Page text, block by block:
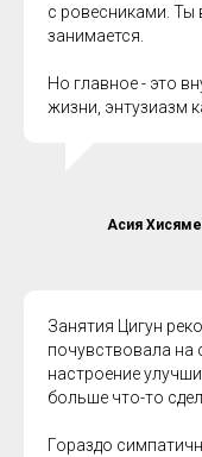
с ровесниками. Ты
занимается.
Но главное - это
жизни, энтузиазм
Асия
Занятия Цигун
почувствовала на
настроение
больше что-то
Гораздо